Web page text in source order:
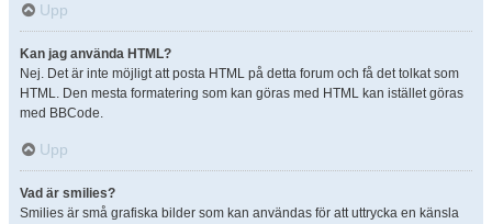
Upp
Kan jag använda HTML?
Nej. Det är inte möjligt att posta HTML på detta forum och få det tolkat som
HTML. Den mesta formatering som kan göras med HTML kan istället göras
med BBCode.
Upp
Vad är smilies?
Smilies är små grafiska bilder som kan användas för att uttrycka en känsla